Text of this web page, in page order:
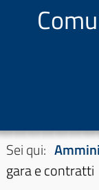
Sei qui:
gara e contratti